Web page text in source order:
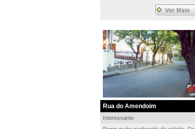
Rua do Amendoim
Interessante